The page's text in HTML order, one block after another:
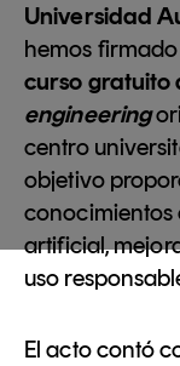
Universidad
hemos
curso gratuito
engineering
centro
objetivo
conocimientos
artificial,
uso
El acto contó